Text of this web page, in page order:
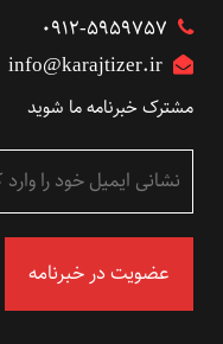
۰۹۱۲-5959757
info@karajtizer.ir
مشترک خبرنامه ما شوید